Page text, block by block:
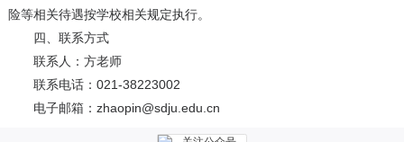
险等相关待遇按学校相关规定执行。
四、联系方式
联系人：方老师
联系电话：021-38223002
电子邮箱：zhaopin@sdju.edu.cn